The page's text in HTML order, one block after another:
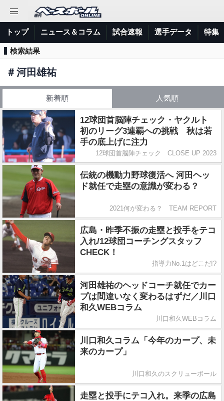
トップ ニュース＆コラム 試合速報 選手データ 特集
検索結果
＃河田雄祐
新着順 人気順
12球団首脳陣チェック・ヤクルト
初のリーグ3連覇への挑戦 秋は若
手の底上げに注力
12球団首脳陣チェック CLOSE UP 2023
伝統の機動力野球復活へ 河田ヘッ
ド就任で走塁の意識が変わる？
2021何が変わる？ TEAM REPORT
広島・昨季不振の走塁と投手をテコ
入れ/12球団コーチングスタッフ
CHECK！
指導力No.1はどこだ!?
河田雄祐のヘッドコーチ就任でカー
プは間違いなく変わるはずだ／川口
和久WEBコラム
川口和久WEBコラム
川口和久コラム「今年のカープ、未
来のカープ」
川口和久のスクリューボール
走塁と投手にテコ入れ。来季の広島